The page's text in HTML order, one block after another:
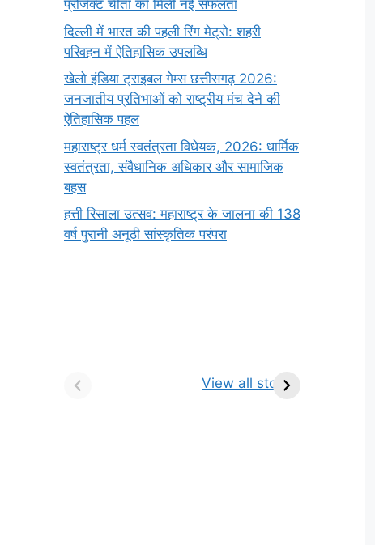
प्रोजेक्ट चीता को मिली नई सफलता
दिल्ली में भारत की पहली रिंग मेट्रो: शहरी
परिवहन में ऐतिहासिक उपलब्धि
खेलो इंडिया ट्राइबल गेम्स छत्तीसगढ़ 2026:
जनजातीय प्रतिभाओं को राष्ट्रीय मंच देने की
ऐतिहासिक पहल
महाराष्ट्र धर्म स्वतंत्रता विधेयक, 2026: धार्मिक
स्वतंत्रता, संवैधानिक अधिकार और सामाजिक
बहस
हत्ती रिसाला उत्सव: महाराष्ट्र के जालना की 138
वर्ष पुरानी अनूठी सांस्कृतिक परंपरा
View all stories
किसे कहते है? परिभाषा,
ज्योतिर्लिंग | नाम, स्थान एवं